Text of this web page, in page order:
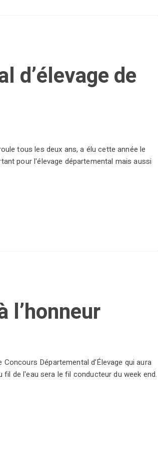
d’élevage de
tous les deux ans, a élu cette année le
pour l'élevage départemental mais aussi
l’honneur
Départemental d’Élevage qui aura
de l'eau sera le fil conducteur du week end.